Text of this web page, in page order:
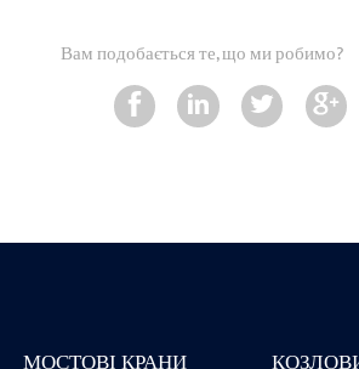
Вам подобається те, що ми робимо?
МОСТОВІ КРАНИ